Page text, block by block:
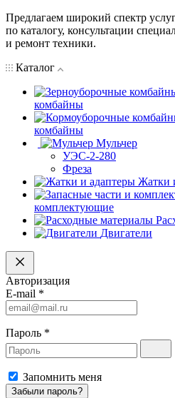
Предлагаем широкий спектр
по каталогу, консультации
и ремонт техники.
Каталог
комбайны
комбайны
Мульчер
УЭС-2-280
Фреза
Жатки
комплектующие
Двигатели
Авторизация
E-mail *
Пароль *
Запомнить меня
Забыли пароль?